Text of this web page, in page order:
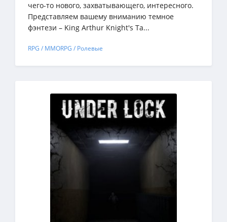
чего-то нового, захватывающего, интересного.
Представляем вашему вниманию темное
фэнтези – King Arthur Knight's Ta...
RPG / MMORPG / Ролевые